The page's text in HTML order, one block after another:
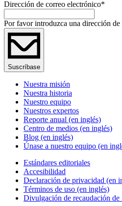
Dirección de correo electrónico*
Por favor introduzca una dirección
Suscríbase
Nuestra misión
Nuestra historia
Nuestro equipo
Nuestros expertos
Reporte anual (en inglés)
Centro de medios (en inglés)
Blog (en inglés)
Únase a nuestro equipo (en
Estándares editoriales
Accesibilidad
Declaración de privacidad (en
Términos de uso (en inglés)
Divulgación de recaudación de